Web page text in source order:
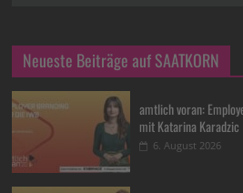
Neueste Beiträge auf SAATKORN
amtlich voran:
mit Katarina Karadzic
6. August 2026